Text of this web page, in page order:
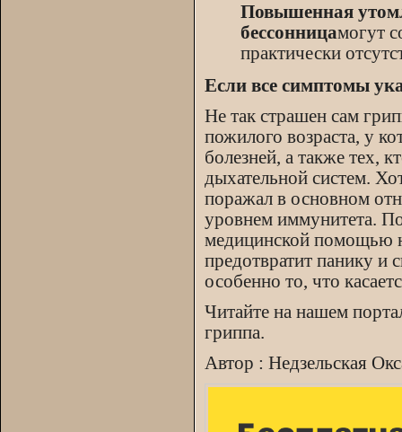
Повышенная
бессонницамогут
практически
Если все симптомы
Не так страшен сам
пожилого возраста, у
болезней, а также тех,
дыхательной систем.
поражал в основном
уровнем иммунитета.
медицинской помощью
предотвратит панику и
особенно то, что
Читайте на нашем
гриппа.
Автор : Недзельская